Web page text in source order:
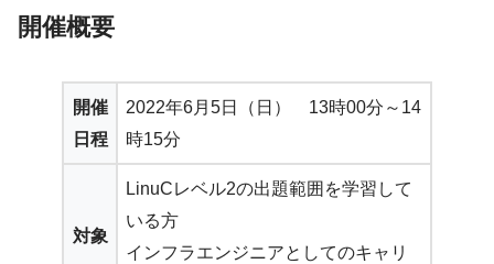
開催概要
開催
日程
2022年6月5日（日） 13時00分～14
時15分
対象
LinuCレベル2の出題範囲を学習して
いる方
インフラエンジニアとしてのキャリ